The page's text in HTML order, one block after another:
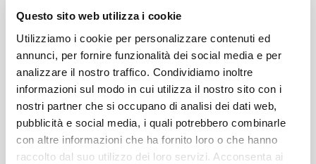
Questo sito web utilizza i cookie
Utilizziamo i cookie per personalizzare contenuti ed
annunci, per fornire funzionalità dei social media e per
analizzare il nostro traffico. Condividiamo inoltre
informazioni sul modo in cui utilizza il nostro sito con i
nostri partner che si occupano di analisi dei dati web,
pubblicità e social media, i quali potrebbero combinarle
con altre informazioni che ha fornito loro o che hanno
raccolto dal suo utilizzo dei loro servizi. Acconsenta ai